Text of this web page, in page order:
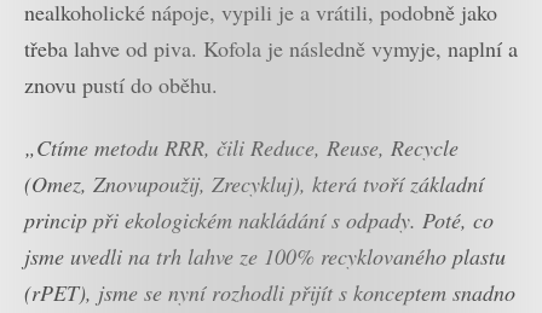
nealkoholické nápoje, vypili je a vrátili, podobně jako
třeba lahve od piva. Kofola je následně vymyje, naplní a
znovu pustí do oběhu.
„Ctíme metodu RRR, čili Reduce, Reuse, Recycle
(Omez, Znovupoužij, Zrecykluj), která tvoří základní
princip při ekologickém nakládání s odpady. Poté, co
jsme uvedli na trh lahve ze 100% recyklovaného plastu
(rPET), jsme se nyní rozhodli přijít s konceptem snadno